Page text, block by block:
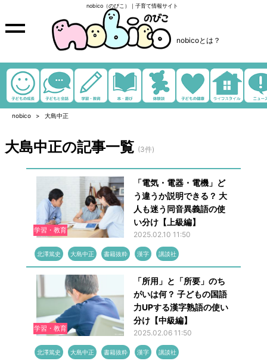
nobico（のびこ）｜子育て情報サイト
nobicoとは？
nobico 大島中正
大島中正の記事一覧 (3件)
学習・教育
「電気・電器・電機」ど
う違うか説明できる？ 大
人も迷う同音異義語の使
い分け【上級編】
2025.02.10 11:50
北澤篤史 大島中正 書籍抜粋 漢字 講談社
学習・教育
「所用」と「所要」のち
がいは何？ 子どもの国語
力UPする漢字熟語の使い
分け【中級編】
2025.02.06 11:50
北澤篤史 大島中正 書籍抜粋 漢字 講談社